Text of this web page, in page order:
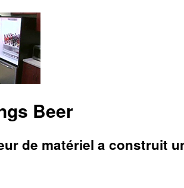
Beer
de matériel a construit